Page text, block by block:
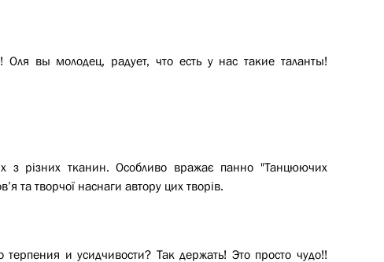
Оля вы молодец, радует, что есть у нас такие таланты!
з різних тканин. Особливо вражає панно "Танцюючих
та творчої наснаги автору цих творів.
и усидчивости? Так держать! Это просто чудо!!